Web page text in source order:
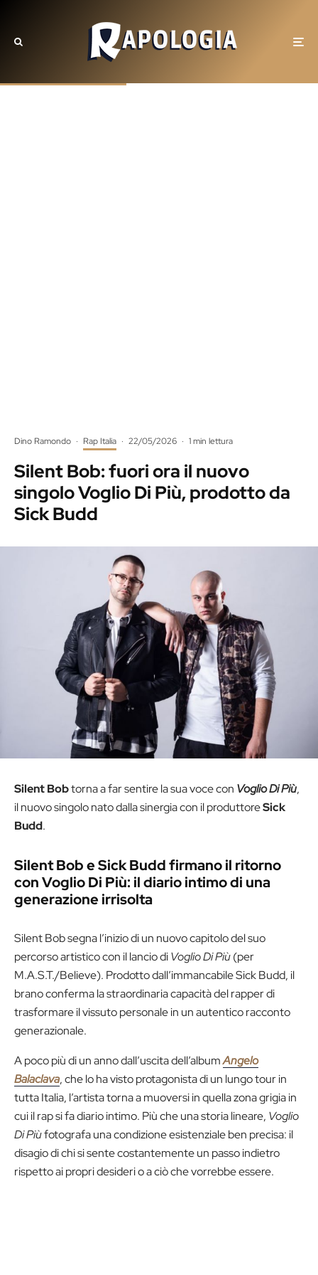
Dino Ramondo · Rap Italia · 22/05/2026 · 1 min lettura
Silent Bob: fuori ora il nuovo
singolo Voglio Di Più, prodotto da
Sick Budd
Silent Bobtorna a far sentire la sua voce con Voglio Di Più,
il nuovo singolo nato dalla sinergia con il produttoreSick
Budd.
Silent Bob e Sick Budd firmano il ritorno
con Voglio Di Più: il diario intimo di una
generazione irrisolta
Silent Bob segna l’inizio di un nuovo capitolo del suo
percorso artistico con il lancio diVoglio Di Più(per
M.A.S.T./Believe). Prodotto dall’immancabile Sick Budd, il
brano conferma la straordinaria capacità del rapper di
trasformare il vissuto personale in un autentico racconto
generazionale.
A poco più di un anno dall’uscita dell’albumAngelo
Balaclava, che lo ha visto protagonista di un lungo tour in
tutta Italia, l’artista torna a muoversi in quella zona grigia in
cui il rap si fa diario intimo. Più che una storia lineare, Voglio
Di Piùfotografa una condizione esistenziale ben precisa: il
disagio di chi si sente costantemente un passo indietro
rispetto ai propri desideri o a ciò che vorrebbe essere.